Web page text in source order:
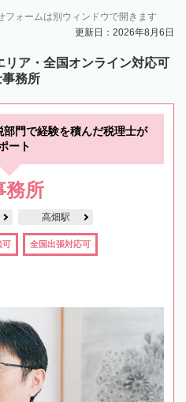
ォームは別ウィンドウで開きます
更新日：2026年8月6日
リア・全国オンライン対応可
務所
部門で経験を積んだ税理士が
ート
務所
高畑駅
可 全国出張対応可